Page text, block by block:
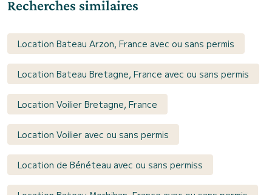
Recherches similaires
Location Bateau Arzon, France avec ou sans permis
Location Bateau Bretagne, France avec ou sans permis
Location Voilier Bretagne, France
Location Voilier avec ou sans permis
Location de Bénéteau avec ou sans permiss